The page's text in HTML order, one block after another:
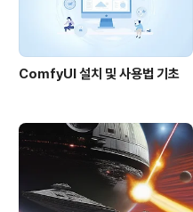
ComfyUI 설치 및 사용법 기초